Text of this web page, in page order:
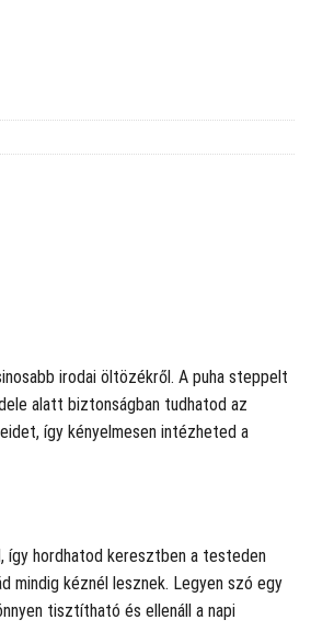
irodai öltözékről. A puha steppelt
alatt biztonságban tudhatod az
így kényelmesen intézheted a
így hordhatod keresztben a testeden
mindig kéznél lesznek. Legyen szó egy
tisztítható és ellenáll a napi